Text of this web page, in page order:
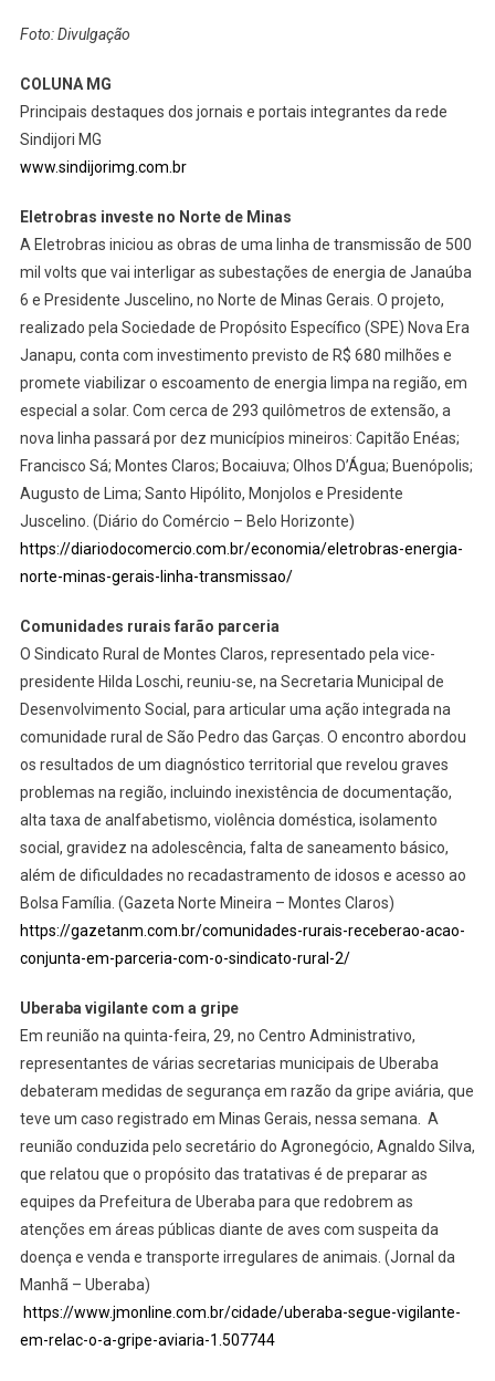
Foto: Divulgação
COLUNA MG
Principais destaques dos jornais e portais integrantes da rede
Sindijori MG
www.sindijorimg.com.br
Eletrobras investe no Norte de Minas
A Eletrobras iniciou as obras de uma linha de transmissão de 500
mil volts que vai interligar as subestações de energia de Janaúba
6 e Presidente Juscelino, no Norte de Minas Gerais. O projeto,
realizado pela Sociedade de Propósito Específico (SPE) Nova Era
Janapu, conta com investimento previsto de R$ 680 milhões e
promete viabilizar o escoamento de energia limpa na região, em
especial a solar. Com cerca de 293 quilômetros de extensão, a
nova linha passará por dez municípios mineiros: Capitão Enéas;
Francisco Sá; Montes Claros; Bocaiuva; Olhos D’Água; Buenópolis;
Augusto de Lima; Santo Hipólito, Monjolos e Presidente
Juscelino. (Diário do Comércio – Belo Horizonte)
https://diariodocomercio.com.br/economia/eletrobras-energia-
norte-minas-gerais-linha-transmissao/
Comunidades rurais farão parceria
O Sindicato Rural de Montes Claros, representado pela vice-
presidente Hilda Loschi, reuniu-se, na Secretaria Municipal de
Desenvolvimento Social, para articular uma ação integrada na
comunidade rural de São Pedro das Garças. O encontro abordou
os resultados de um diagnóstico territorial que revelou graves
problemas na região, incluindo inexistência de documentação,
alta taxa de analfabetismo, violência doméstica, isolamento
social, gravidez na adolescência, falta de saneamento básico,
além de dificuldades no recadastramento de idosos e acesso ao
Bolsa Família. (Gazeta Norte Mineira – Montes Claros)
https://gazetanm.com.br/comunidades-rurais-receberao-acao-
conjunta-em-parceria-com-o-sindicato-rural-2/
Uberaba vigilante com a gripe
Em reunião na quinta-feira, 29, no Centro Administrativo,
representantes de várias secretarias municipais de Uberaba
debateram medidas de segurança em razão da gripe aviária, que
teve um caso registrado em Minas Gerais, nessa semana. A
reunião conduzida pelo secretário do Agronegócio, Agnaldo Silva,
que relatou que o propósito das tratativas é de preparar as
equipes da Prefeitura de Uberaba para que redobrem as
atenções em áreas públicas diante de aves com suspeita da
doença e venda e transporte irregulares de animais. (Jornal da
Manhã – Uberaba)
https://www.jmonline.com.br/cidade/uberaba-segue-vigilante-
em-relac-o-a-gripe-aviaria-1.507744